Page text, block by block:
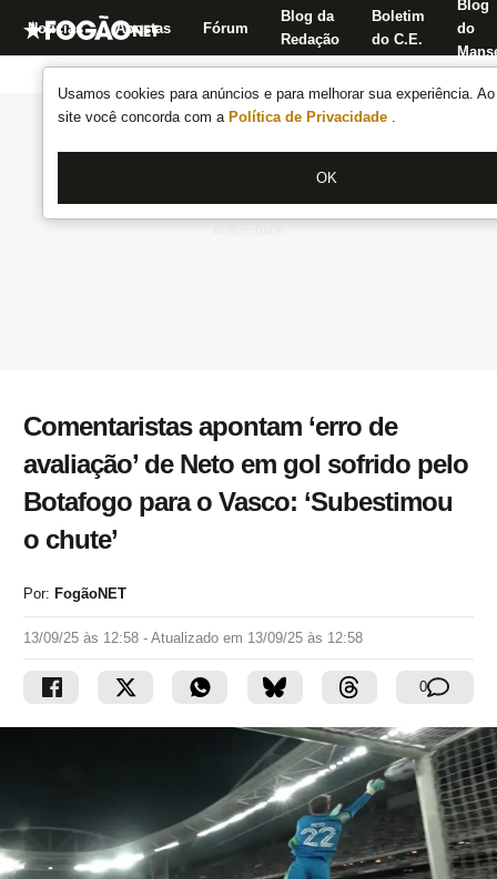
Usamos cookies para anúncios e para melhorar sua experiência.
site você concorda com a Política de Privacidade .
OK
Notícias Apostas Fórum
Blog da
Redação
Boletim
do C.E.
Blog
do
Comentaristas apontam ‘erro de
avaliação’ de Neto em gol sofrido pelo
Botafogo para o Vasco: ‘Subestimou
o chute’
Por: FogãoNET
13/09/25 às 12:58 - Atualizado em 13/09/25 às 12:58
0